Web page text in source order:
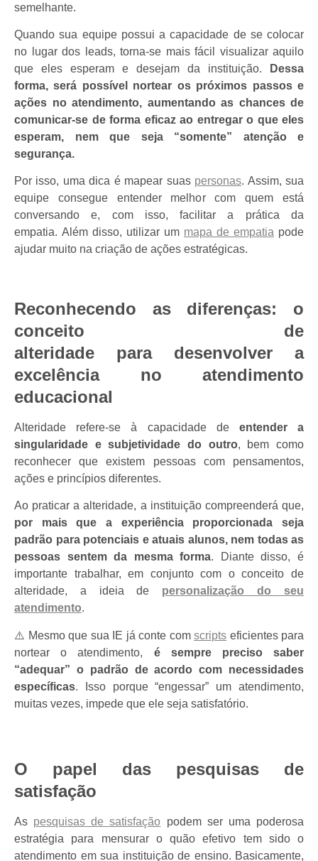
semelhante.
Quando sua equipe possui a capacidade de se colocar
no lugar dos leads, torna-se mais fácil visualizar aquilo
que eles esperam e desejam da instituição.
Dessa
forma, será possível nortear os próximos passos e
ações no atendimento, aumentando as chances de
comunicar-se de forma eficaz ao entregar o que eles
esperam, nem que seja “somente” atenção e
segurança.
Por isso, uma dica é mapear suas personas. Assim, sua
equipe consegue entender melhor com quem está
conversando e, com isso, facilitar a prática da
empatia. Além disso, utilizar um mapa de empatia pode
ajudar muito na criação de ações estratégicas.
Reconhecendo as diferenças: o
conceito de
alteridade para desenvolver a
excelência no atendimento
educacional
Alteridade refere-se à capacidade de entender a
singularidade e subjetividade do outro, bem como
reconhecer que existem pessoas com pensamentos,
ações e princípios diferentes.
Ao praticar a alteridade, a instituição compreenderá que,
por mais que a experiência proporcionada seja
padrão para potenciais e atuais alunos, nem todas as
pessoas sentem da mesma forma. Diante disso, é
importante trabalhar, em conjunto com o conceito de
alteridade, a ideia de personalização do seu
atendimento.
⚠️ Mesmo que sua IE já conte comscripts eficientes para
nortear o atendimento, é sempre preciso saber
“adequar” o padrão de acordo com necessidades
específicas. Isso porque “engessar” um atendimento,
muitas vezes, impede que ele seja satisfatório.
O papel das pesquisas de
satisfação
As pesquisas de satisfação podem ser uma poderosa
estratégia para mensurar o quão efetivo tem sido o
atendimento em sua instituição de ensino. Basicamente,